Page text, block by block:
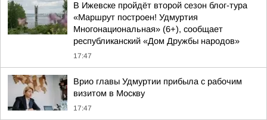
В Ижевске пройдёт второй сезон блог-тура
«Маршрут построен! Удмуртия
Многонациональная» (6+), сообщает
республиканский «Дом Дружбы народов»
17:47
Врио главы Удмуртии прибыла с рабочим
визитом в Москву
17:47